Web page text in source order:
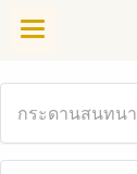
กระดานสนทนา